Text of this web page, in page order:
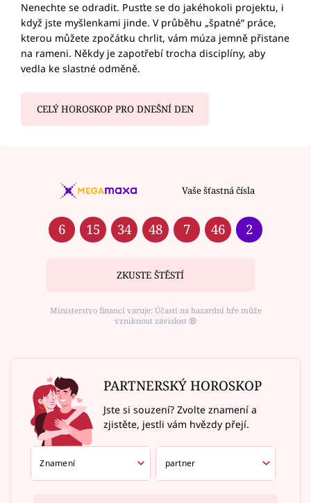
Nenechte se odradit. Pusťte se do jakéhokoli projektu, i
když jste myšlenkami jinde. V průběhu „špatné“ práce,
kterou můžete zpočátku chrlit, vám múza jemně přistane
na rameni. Někdy je zapotřebí trocha disciplíny, aby
vedla ke slastné odměně.
CELÝ HOROSKOP PRO DNEŠNÍ DEN
Vaše šťastná čísla
6 15 34 48 7 46 2
ZKUSTE ŠTĚSTÍ
Ministerstvo financí varuje: Účastí na hazardní hře může
vzniknout závislost ⑱
PARTNERSKÝ HOROSKOP
Jste si souzení? Zvolte znamení a
zjistěte, jestli vám hvězdy přejí.